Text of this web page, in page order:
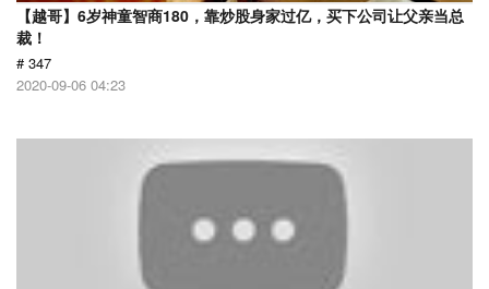
【越哥】6岁神童智商180，靠炒股身家过亿，买下公司让父亲当总
裁！
# 347
2020-09-06 04:23